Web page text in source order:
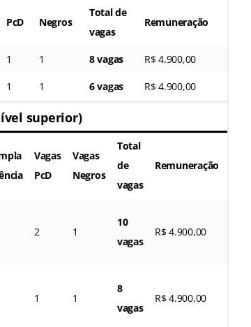
PcD Negros
Total de
vagas
Remuneração
1 1 8 vagas R$ 4.900,00
1 1 6 vagas R$ 4.900,00
superior)
Vagas
PcD
Vagas
Negros
Total
de
vagas
Remuneração
2 1
10
vagas
R$ 4.900,00
1 1
8
vagas
R$ 4.900,00